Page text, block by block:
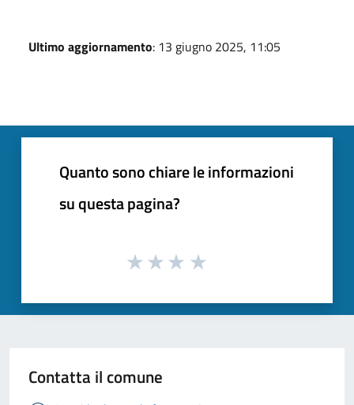
Ultimo aggiornamento: 13 giugno 2025, 11:05
Quanto sono chiare le informazioni
su questa pagina?
Contatta il comune